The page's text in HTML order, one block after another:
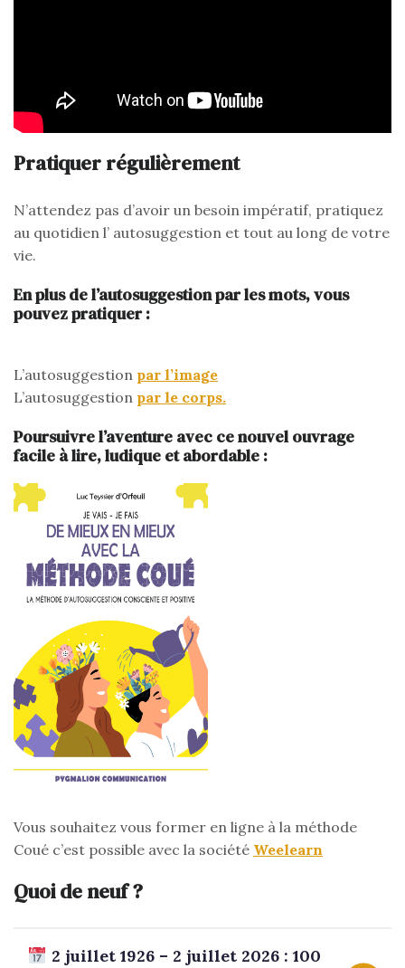
Pratiquer régulièrement
N’attendez pas d’avoir un besoin impératif, pratiquez
au quotidien l’ autosuggestion et tout au long de votre
vie.
En plus de l’autosuggestion par les mots, vous
pouvez pratiquer :
L’autosuggestion par l’image
L’autosuggestion par le corps.
Poursuivre l’aventure avec ce nouvel ouvrage
facile à lire, ludique et abordable :
Vous souhaitez vous former en ligne à la méthode
Coué c’est possible avec la société Weelearn
Quoi de neuf ?
2 juillet 1926 – 2 juillet 2026 : 100